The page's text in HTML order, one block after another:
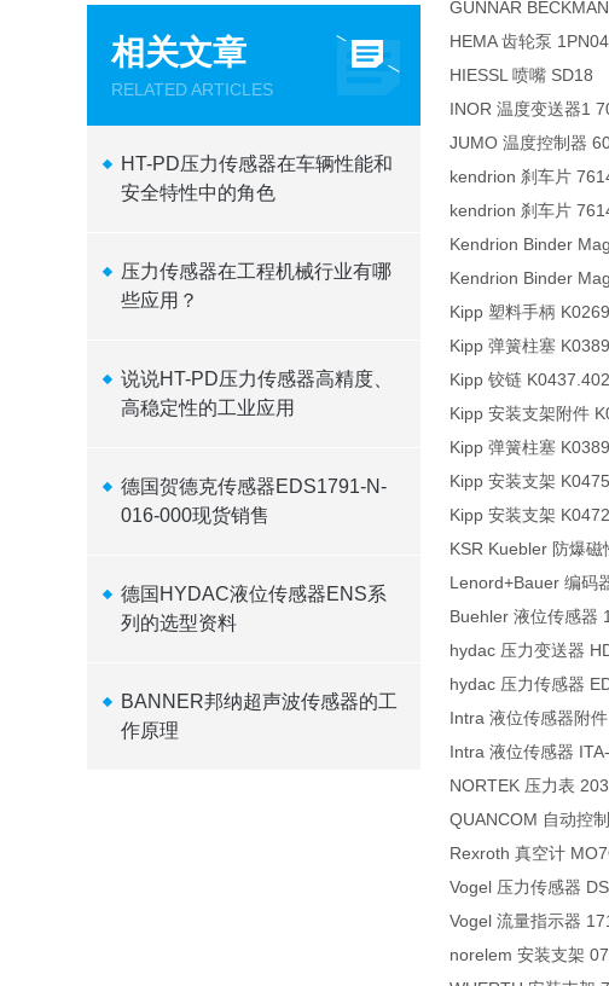
相关文章
RELATED ARTICLES
HT-PD压力传感器在车辆性能和
安全特性中的角色
压力传感器在工程机械行业有哪
些应用？
说说HT-PD压力传感器高精度、
高稳定性的工业应用
德国贺德克传感器EDS1791-N-
016-000现货销售
德国HYDAC液位传感器ENS系
列的选型资料
BANNER邦纳超声波传感器的工
作原理
GUNNAR
HEMA 齿轮泵
HIESSL 喷嘴 SD18
INOR 温度变送器1
JUMO 温度控制器
kendrion 刹车片
kendrion 刹车片
Kendrion Binder
Kendrion Binder
Kipp 塑料手柄
Kipp 弹簧柱塞
Kipp 铰链
Kipp 安装支架附件
Kipp 弹簧柱塞
Kipp 安装支架
Kipp 安装支架
KSR Kuebler 防爆
Lenord+Bauer 编码
Buehler 液位传感器
hydac 压力变送器
hydac 压力传感器
Intra 液位传感器附
Intra 液位传感器
NORTEK 压力表
QUANCOM 自动控
Rexroth 真空计
Vogel 压力传感器
Vogel 流量指示器
norelem 安装支架